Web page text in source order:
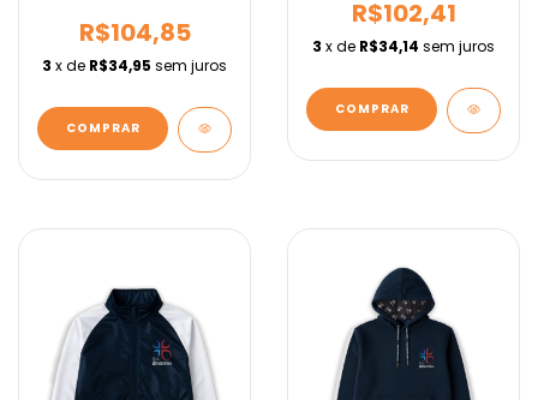
R$104,85
3 x de R$34,95 sem juros
COMPRAR
R$102,41
3 x de R$34,14 sem juros
COMPRAR